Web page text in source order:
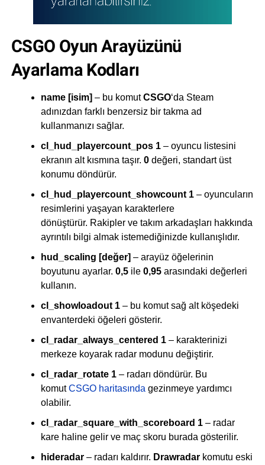
CSGO Oyun Arayüzünü
Ayarlama Kodları
name[isim] – bu komutCSGO‘da Steam
adınızdan farklı benzersiz bir takma ad
kullanmanızı sağlar.
cl_hud_playercount_pos 1 – oyuncu listesini
ekranın alt kısmına taşır. 0 değeri, standart üst
konumu döndürür.
cl_hud_playercount_showcount 1 – oyuncuların
resimlerini yaşayan karakterlere
dönüştürür. Rakipler ve takım arkadaşları hakkında
ayrıntılı bilgi almak istemediğinizde kullanışlıdır.
hud_scaling [değer] – arayüz öğelerinin
boyutunu ayarlar. 0,5 ile 0,95 arasındaki değerleri
kullanın.
cl_showloadout 1 – bu komut sağ alt köşedeki
envanterdeki öğeleri gösterir.
cl_radar_always_centered 1 – karakterinizi
merkeze koyarak radar modunu değiştirir.
cl_radar_rotate 1 – radarı döndürür. Bu
komutCSGO haritasında gezinmeye yardımcı
olabilir.
cl_radar_square_with_scoreboard 1 – radar
kare haline gelir ve maç skoru burada gösterilir.
hideradar – radarı kaldırır. Drawradar komutu eski